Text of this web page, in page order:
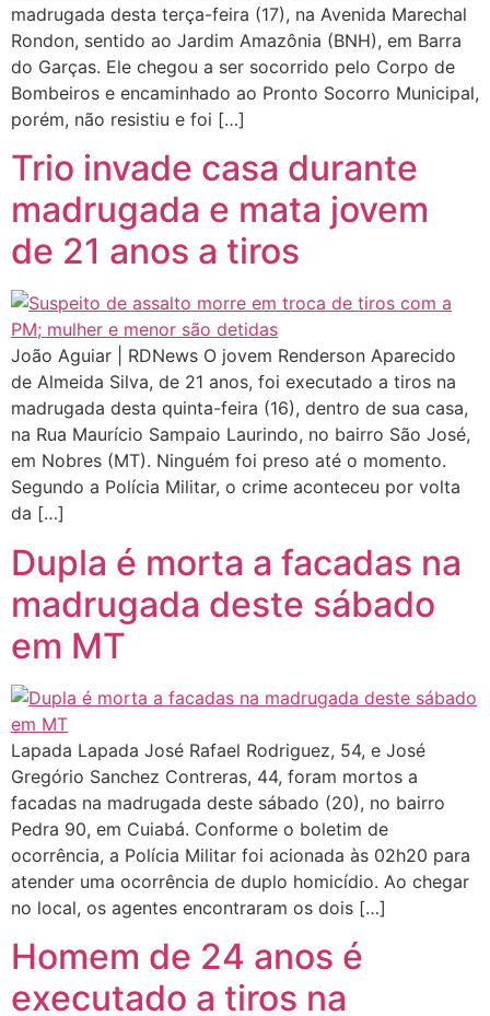
madrugada desta terça-feira (17), na Avenida Marechal
Rondon, sentido ao Jardim Amazônia (BNH), em Barra
do Garças. Ele chegou a ser socorrido pelo Corpo de
Bombeiros e encaminhado ao Pronto Socorro Municipal,
porém, não resistiu e foi […]
Trio invade casa durante
madrugada e mata jovem
de 21 anos a tiros
João Aguiar | RDNews O jovem Renderson Aparecido
de Almeida Silva, de 21 anos, foi executado a tiros na
madrugada desta quinta-feira (16), dentro de sua casa,
na Rua Maurício Sampaio Laurindo, no bairro São José,
em Nobres (MT). Ninguém foi preso até o momento.
Segundo a Polícia Militar, o crime aconteceu por volta
da […]
Dupla é morta a facadas na
madrugada deste sábado
em MT
Lapada Lapada José Rafael Rodriguez, 54, e José
Gregório Sanchez Contreras, 44, foram mortos a
facadas na madrugada deste sábado (20), no bairro
Pedra 90, em Cuiabá. Conforme o boletim de
ocorrência, a Polícia Militar foi acionada às 02h20 para
atender uma ocorrência de duplo homicídio. Ao chegar
no local, os agentes encontraram os dois […]
Homem de 24 anos é
executado a tiros na